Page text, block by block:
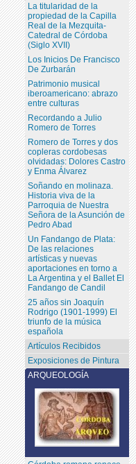
ARQUEOLOGÍA
La titularidad de la
propiedad de la Capilla
Real de la Mezquita-
Catedral de Córdoba
(Siglo XVII)
Los Inicios De Francisco
De Zurbarán
Patrimonio musical
iberoamericano: abrazo
entre culturas
Recordando a Julio
Romero de Torres
Romero de Torres y dos
copleras cordobesas
olvidadas: Dolores Castro
y Enma Álvarez
Soñando en molinaza.
Historia viva de la
Parroquia de Nuestra
Señora de la Asunción de
Pedro Abad
Un Fandango de Plata:
De las relaciones
artísticas y nuevas
aportaciones en torno a
La Argentina y el Ballet El
Fandango de Candil
25 años sin Joaquín
Rodrigo (1901-1999) El
triunfo de la música
española
Artículos Recibidos
Exposiciones de Pintura